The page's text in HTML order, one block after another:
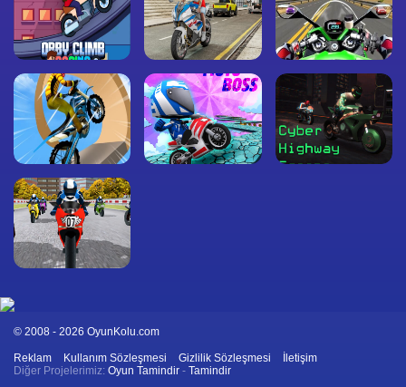
© 2008 - 2026 OyunKolu.com
Reklam Kullanım Sözleşmesi Gizlilik Sözleşmesi
İletişim
Diğer Projelerimiz: Oyun Tamindir - Tamindir